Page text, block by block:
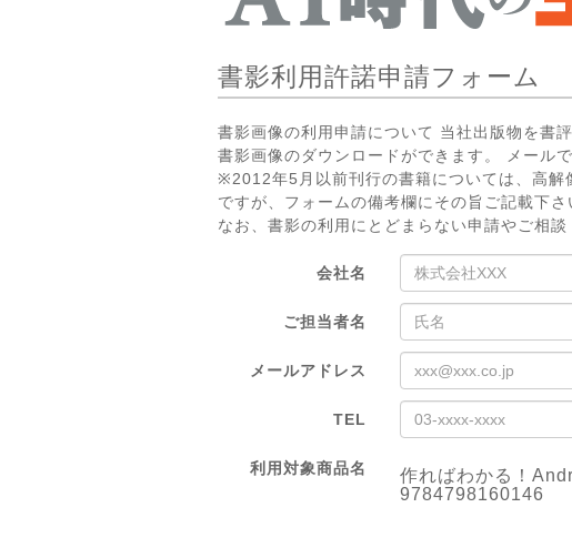
書影利用許諾申請フォーム
書影画像の利用申請について 当社出版物を書
書影画像のダウンロードができます。 メール
※2012年5月以前刊行の書籍については、高解
ですが、フォームの備考欄にその旨ご記載下
なお、書影の利用にとどまらない申請やご相談
会社名
ご担当者名
メールアドレス
TEL
利用対象商品名
作ればわかる！
9784798160146